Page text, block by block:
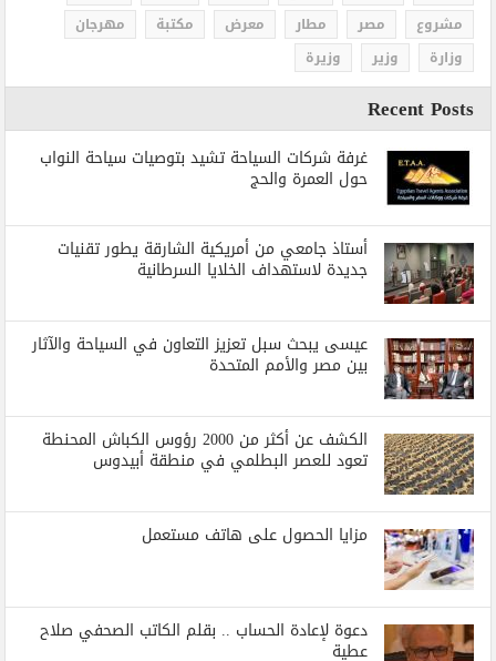
مشروع
مصر مطار معرض مكتبة
مهرجان
وزارة
وزير وزيرة
Recent Posts
غرفة شركات السياحة تشيد بتوصيات سياحة النواب
حول العمرة والحج
أستاذ جامعي من أمريكية الشارقة يطور تقنيات
جديدة لاستهداف الخلايا السرطانية
عيسى يبحث سبل تعزيز التعاون في السياحة والآثار
بين مصر والأمم المتحدة
الكشف عن أكثر من 2000 رؤوس الكباش المحنطة
تعود للعصر البطلمي في منطقة أبيدوس
مزايا الحصول على هاتف مستعمل
دعوة لإعادة الحساب .. بقلم الكاتب الصحفي صلاح
عطية